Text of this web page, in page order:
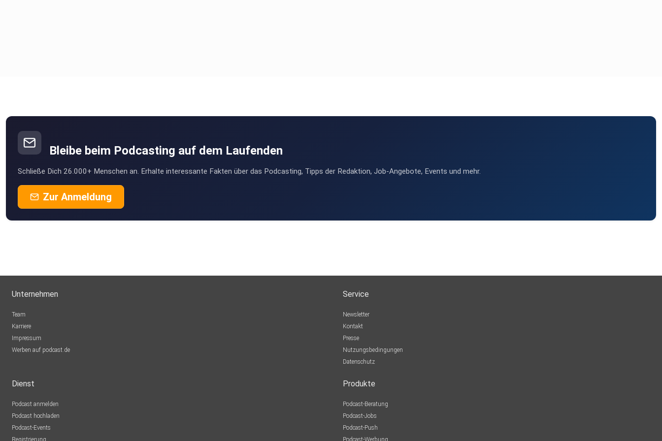
Bleibe beim Podcasting auf dem Laufenden
Schließe Dich 26.000+ Menschen an. Erhalte interessante Fakten über das Podcasting, Tipps der Redaktion, Job-Angebote, Events und mehr.
Zur Anmeldung
Unternehmen
Team
Karriere
Impressum
Werben auf podcast.de
Service
Newsletter
Kontakt
Presse
Nutzungsbedingungen
Datenschutz
Dienst
Podcast anmelden
Podcast hochladen
Podcast-Events
Registrierung
Produkte
Podcast-Beratung
Podcast-Jobs
Podcast-Push
Podcast-Werbung